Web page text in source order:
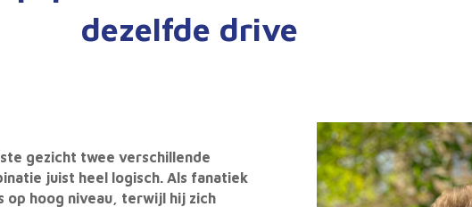
dezelfde drive
gezicht twee verschillende
juist heel logisch. Als fanatiek
op hoog niveau, terwijl hij zich